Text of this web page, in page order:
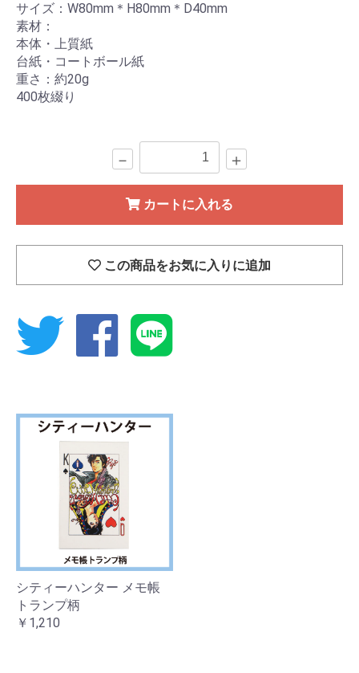
サイズ：W80mm＊H80mm＊D40mm
素材：
本体・上質紙
台紙・コートボール紙
重さ：約20g
400枚綴り
－ ＋
カートに入れる
この商品をお気に入りに追加
Twitter
Facebook
Line
シティーハンター メモ帳
トランプ柄
￥1,210